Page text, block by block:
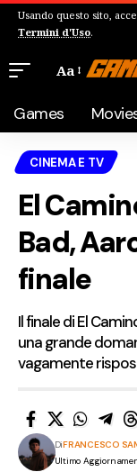
Usando questo sito,
Termini d'Uso.
Aa
Games
CINEMA E TV
El
Bad,
finale
Il finale di El
una grande
vagamente
Ultimo
DiFRANCESCO